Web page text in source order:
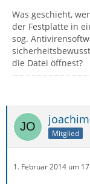
Was geschieht,
der Festplatte in
sog.
die Datei öffnest?
Mitglied
1. Februar 2014 um